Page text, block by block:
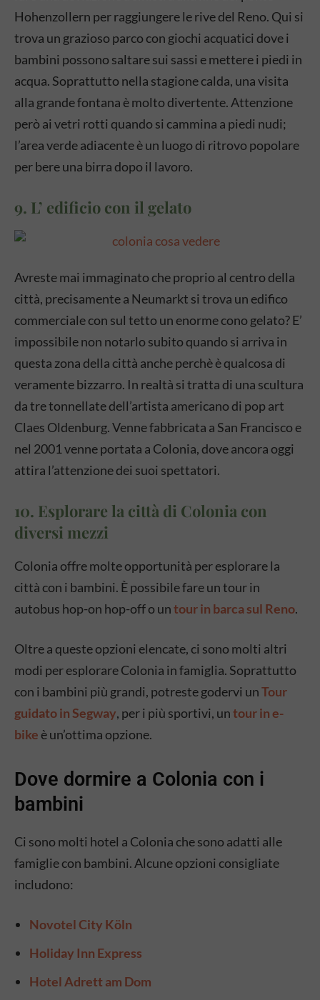
Hohenzollern per raggiungere le rive del Reno. Qui si
trova un grazioso parco con giochi acquatici dove i
bambini possono saltare sui sassi e mettere i piedi in
acqua. Soprattutto nella stagione calda, una visita
alla grande fontana è molto divertente. Attenzione
però ai vetri rotti quando si cammina a piedi nudi;
l’area verde adiacente è un luogo di ritrovo popolare
per bere una birra dopo il lavoro.
9. L’ edificio con il gelato
Avreste mai immaginato che proprio al centro della
città, precisamente a Neumarkt si trova un edifico
commerciale con sul tetto un enorme cono gelato? E’
impossibile non notarlo subito quando si arriva in
questa zona della città anche perchè è qualcosa di
veramente bizzarro. In realtà si tratta di una scultura
da tre tonnellate dell’artista americano di pop art
Claes Oldenburg. Venne fabbricata a San Francisco e
nel 2001 venne portata a Colonia, dove ancora oggi
attira l’attenzione dei suoi spettatori.
10. Esplorare la città di Colonia con
diversi mezzi
Colonia offre molte opportunità per esplorare la
città con i bambini. È possibile fare un tour in
autobus hop-on hop-off o untour in barca sul Reno.
Oltre a queste opzioni elencate, ci sono molti altri
modi per esplorare Colonia in famiglia. Soprattutto
con i bambini più grandi, potreste godervi unTour
guidato in Segway, per i più sportivi, untour in e-
bike è un’ottima opzione.
Dove dormire a Colonia con i
bambini
Ci sono molti hotel a Colonia che sono adatti alle
famiglie con bambini. Alcune opzioni consigliate
includono:
Novotel City Köln
Holiday Inn Express
Hotel Adrett am Dom